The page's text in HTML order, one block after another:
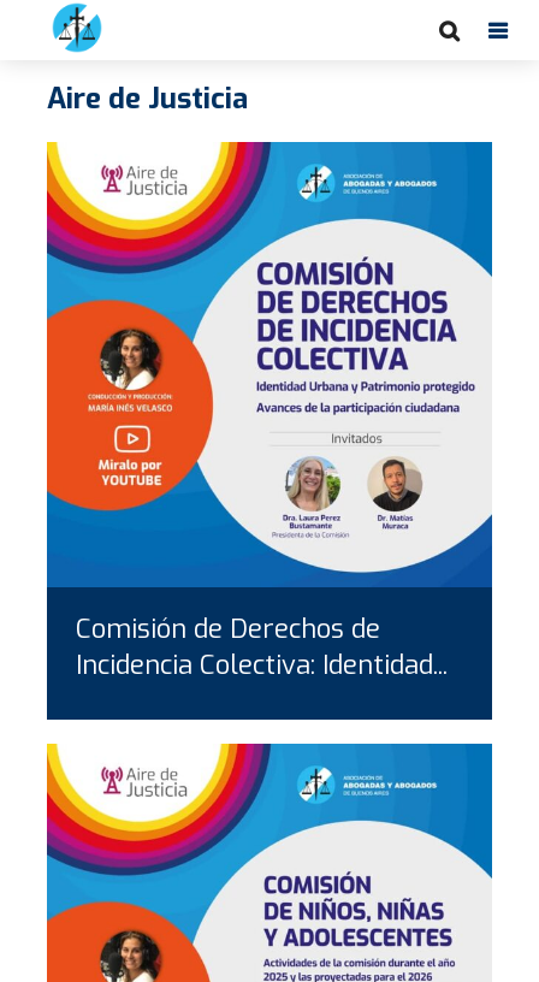
Aire de Justicia
Comisión de Derechos de
Incidencia Colectiva: Identidad...